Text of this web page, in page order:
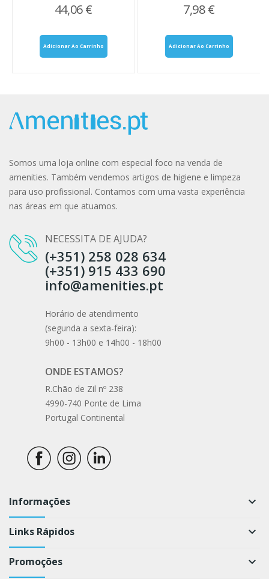
44,06 €
Adicionar Ao Carrinho
7,98 €
Adicionar Ao Carrinho
Somos uma loja online com especial foco na venda de
amenities. Também vendemos artigos de higiene e limpeza
para uso profissional. Contamos com uma vasta experiência
nas áreas em que atuamos.
NECESSITA DE AJUDA?
(+351) 258 028 634
(+351) 915 433 690
info@amenities.pt
Horário de atendimento
(segunda a sexta-feira):
9h00 - 13h00 e 14h00 - 18h00
ONDE ESTAMOS?
R.Chão de Zil nº 238
4990-740 Ponte de Lima
Portugal Continental
Informações keyboard_arrow_down
Links Rápidos keyboard_arrow_down
Promoções keyboard_arrow_down